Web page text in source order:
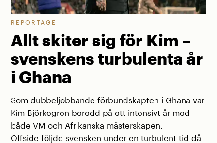
REPORTAGE
Allt skiter sig för Kim –
svenskens turbulenta år
i Ghana
Som dubbeljobbande förbundskapten i Ghana var
Kim Björkegren beredd på ett intensivt år med
både VM och Afrikanska mästerskapen.
Offside följde svensken under en turbulent tid då